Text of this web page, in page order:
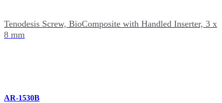
Tenodesis Screw, BioComposite with Handled Inserter, 3 x
8 mm
AR-1530B